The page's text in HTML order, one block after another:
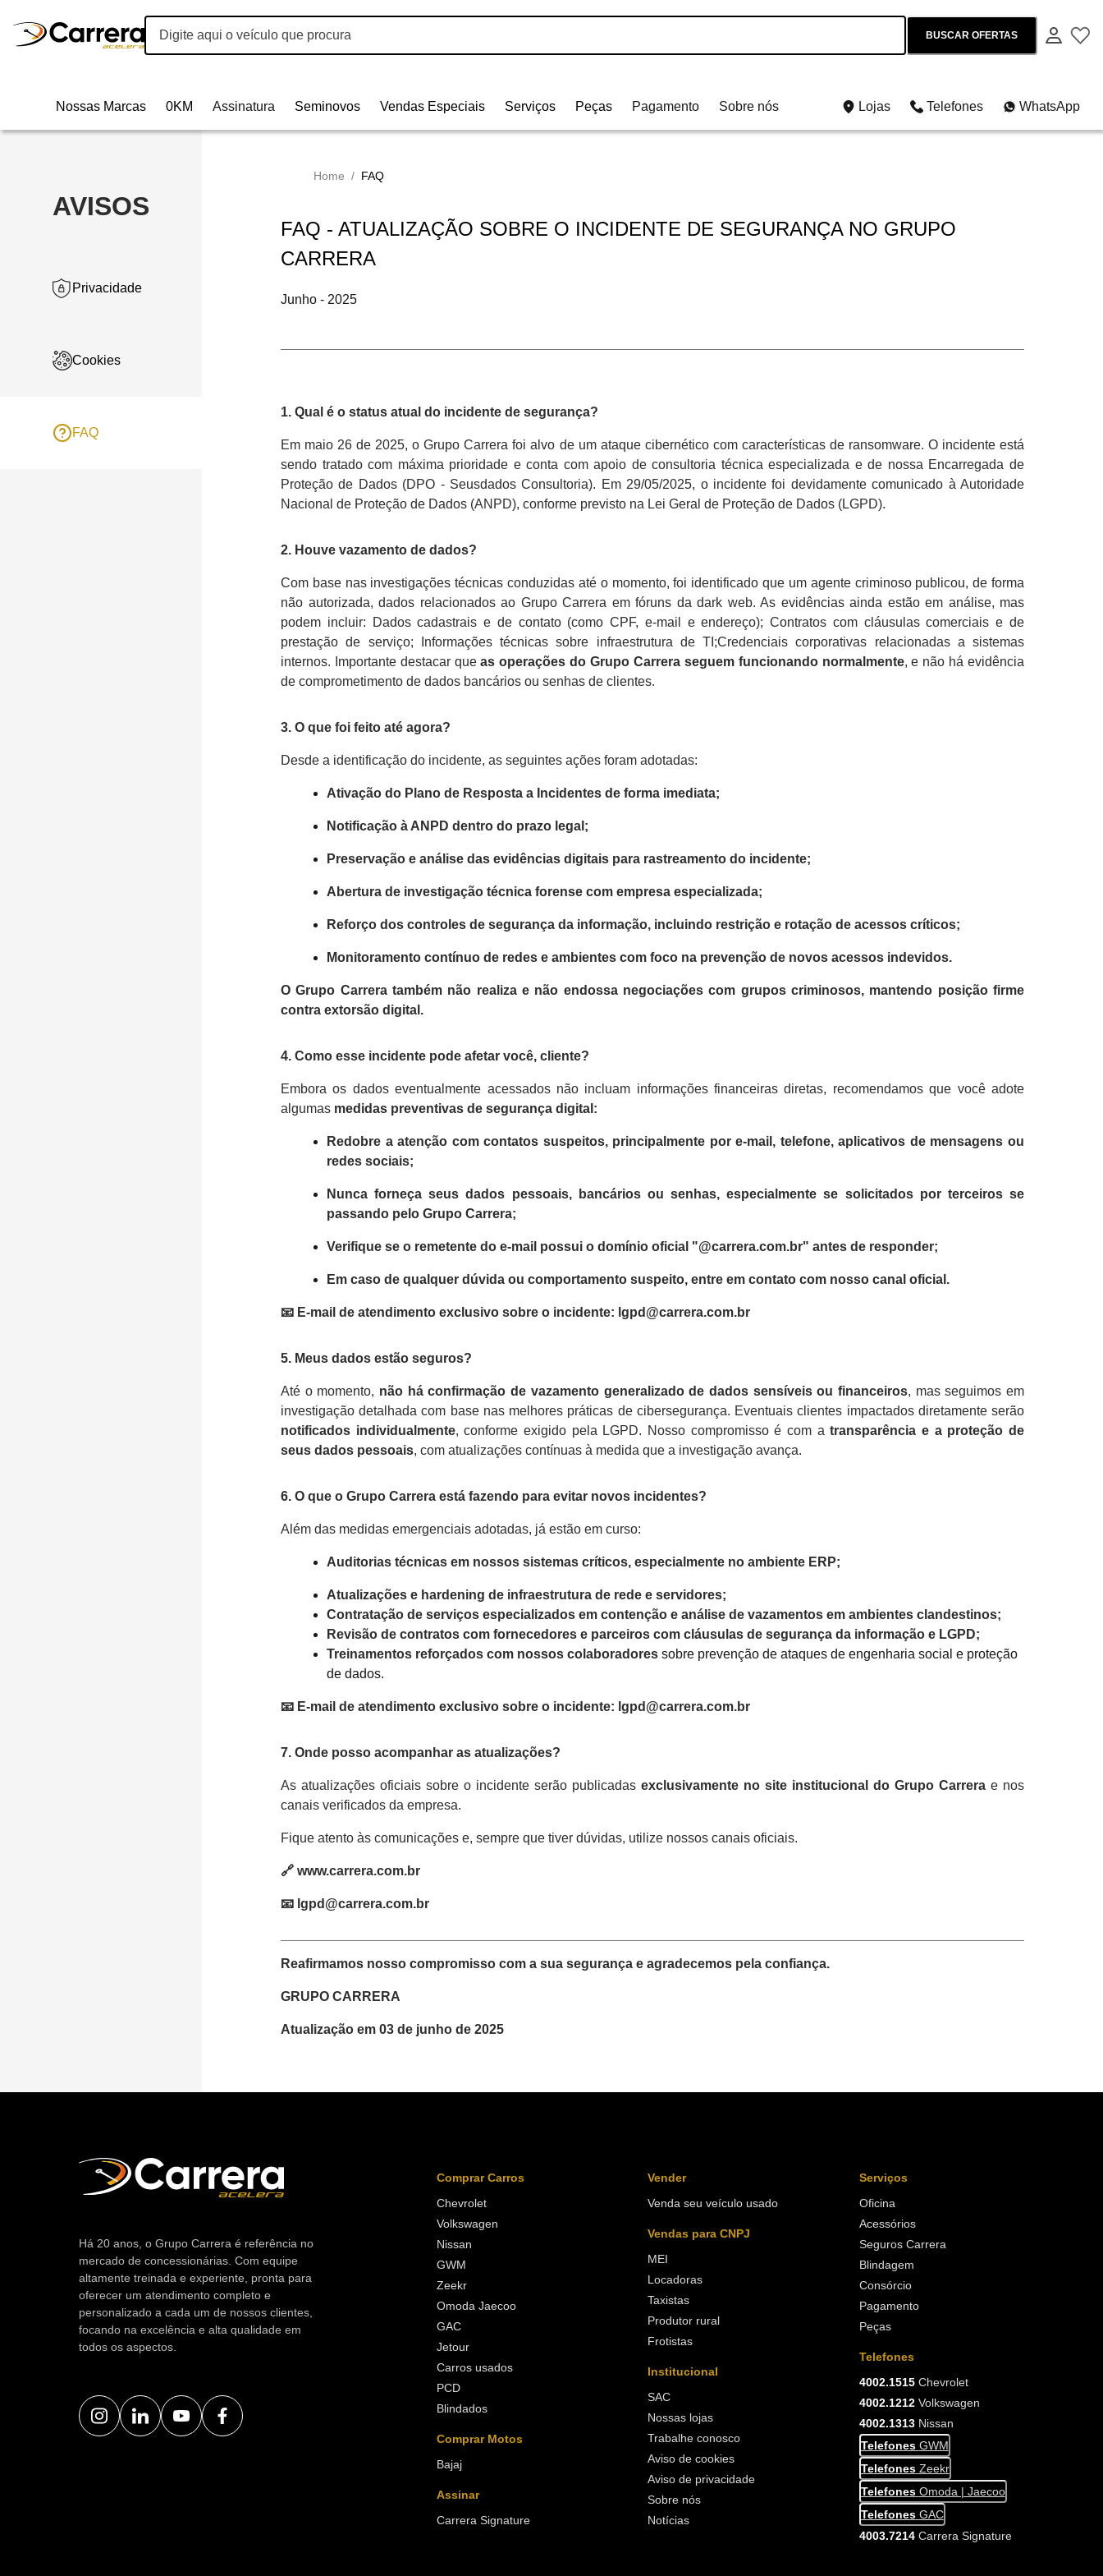
BUSCAR OFERTAS
Nossas Marcas 0KM Assinatura Seminovos Vendas Especiais Serviços Peças Pagamento Sobre nós Lojas Telefones WhatsApp
AVISOS
Privacidade
Cookies
FAQ
Home / FAQ
FAQ - ATUALIZAÇÃO SOBRE O INCIDENTE DE SEGURANÇA NO GRUPO
CARRERA
Junho - 2025
1. Qual é o status atual do incidente de segurança?
Em maio 26 de 2025, o Grupo Carrera foi alvo de um ataque cibernético com características de ransomware. O incidente está
sendo tratado com máxima prioridade e conta com apoio de consultoria técnica especializada e de nossa Encarregada de
Proteção de Dados (DPO - Seusdados Consultoria). Em 29/05/2025, o incidente foi devidamente comunicado à Autoridade
Nacional de Proteção de Dados (ANPD), conforme previsto na Lei Geral de Proteção de Dados (LGPD).
2. Houve vazamento de dados?
Com base nas investigações técnicas conduzidas até o momento, foi identificado que um agente criminoso publicou, de forma
não autorizada, dados relacionados ao Grupo Carrera em fóruns da dark web. As evidências ainda estão em análise, mas
podem incluir: Dados cadastrais e de contato (como CPF, e-mail e endereço); Contratos com cláusulas comerciais e de
prestação de serviço; Informações técnicas sobre infraestrutura de TI;Credenciais corporativas relacionadas a sistemas
internos. Importante destacar que as operações do Grupo Carrera seguem funcionando normalmente, e não há evidência
de comprometimento de dados bancários ou senhas de clientes.
3. O que foi feito até agora?
Desde a identificação do incidente, as seguintes ações foram adotadas:
Ativação do Plano de Resposta a Incidentes de forma imediata;
Notificação à ANPD dentro do prazo legal;
Preservação e análise das evidências digitais para rastreamento do incidente;
Abertura de investigação técnica forense com empresa especializada;
Reforço dos controles de segurança da informação, incluindo restrição e rotação de acessos críticos;
Monitoramento contínuo de redes e ambientes com foco na prevenção de novos acessos indevidos.
O Grupo Carrera também não realiza e não endossa negociações com grupos criminosos, mantendo posição firme
contra extorsão digital.
4. Como esse incidente pode afetar você, cliente?
Embora os dados eventualmente acessados não incluam informações financeiras diretas, recomendamos que você adote
algumas medidas preventivas de segurança digital:
Redobre a atenção com contatos suspeitos, principalmente por e-mail, telefone, aplicativos de mensagens ou
redes sociais;
Nunca forneça seus dados pessoais, bancários ou senhas, especialmente se solicitados por terceiros se
passando pelo Grupo Carrera;
Verifique se o remetente do e-mail possui o domínio oficial "@carrera.com.br" antes de responder;
Em caso de qualquer dúvida ou comportamento suspeito, entre em contato com nosso canal oficial.
📧 E-mail de atendimento exclusivo sobre o incidente: lgpd@carrera.com.br
5. Meus dados estão seguros?
Até o momento, não há confirmação de vazamento generalizado de dados sensíveis ou financeiros, mas seguimos em
investigação detalhada com base nas melhores práticas de cibersegurança. Eventuais clientes impactados diretamente serão
notificados individualmente, conforme exigido pela LGPD. Nosso compromisso é com a transparência e a proteção de
seus dados pessoais, com atualizações contínuas à medida que a investigação avança.
6. O que o Grupo Carrera está fazendo para evitar novos incidentes?
Além das medidas emergenciais adotadas, já estão em curso:
Auditorias técnicas em nossos sistemas críticos, especialmente no ambiente ERP;
Atualizações e hardening de infraestrutura de rede e servidores;
Contratação de serviços especializados em contenção e análise de vazamentos em ambientes clandestinos;
Revisão de contratos com fornecedores e parceiros com cláusulas de segurança da informação e LGPD;
Treinamentos reforçados com nossos colaboradores sobre prevenção de ataques de engenharia social e proteção
de dados.
📧 E-mail de atendimento exclusivo sobre o incidente: lgpd@carrera.com.br
7. Onde posso acompanhar as atualizações?
As atualizações oficiais sobre o incidente serão publicadas exclusivamente no site institucional do Grupo Carrera e nos
canais verificados da empresa.
Fique atento às comunicações e, sempre que tiver dúvidas, utilize nossos canais oficiais.
🔗 www.carrera.com.br
📧 lgpd@carrera.com.br
Reafirmamos nosso compromisso com a sua segurança e agradecemos pela confiança.
GRUPO CARRERA
Atualização em 03 de junho de 2025
Há 20 anos, o Grupo Carrera é referência no
mercado de concessionárias. Com equipe
altamente treinada e experiente, pronta para
oferecer um atendimento completo e
personalizado a cada um de nossos clientes,
focando na excelência e alta qualidade em
todos os aspectos.
Comprar Carros
Chevrolet
Volkswagen
Nissan
GWM
Zeekr
Omoda Jaecoo
GAC
Jetour
Carros usados
PCD
Blindados
Comprar Motos
Bajaj
Assinar
Carrera Signature
Vender
Venda seu veículo usado
Vendas para CNPJ
MEI
Locadoras
Taxistas
Produtor rural
Frotistas
Institucional
SAC
Nossas lojas
Trabalhe conosco
Aviso de cookies
Aviso de privacidade
Sobre nós
Notícias
Serviços
Oficina
Acessórios
Seguros Carrera
Blindagem
Consórcio
Pagamento
Peças
Telefones
4002.1515Chevrolet
4002.1212Volkswagen
4002.1313Nissan
Telefones GWM
Telefones Zeekr
Telefones Omoda | Jaecoo
Telefones GAC
4003.7214Carrera Signature